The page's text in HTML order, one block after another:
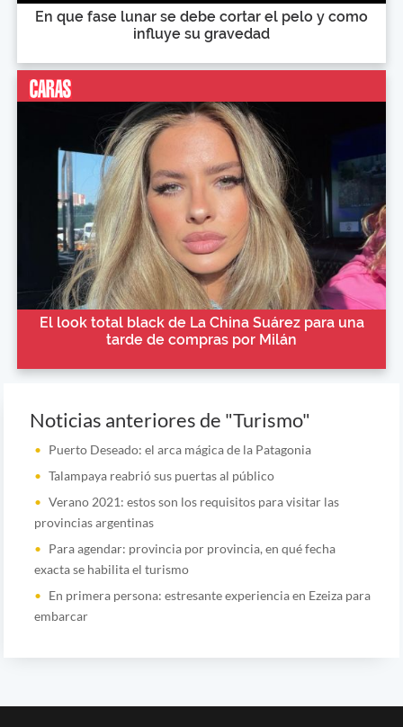
En que fase lunar se debe cortar el pelo y como
influye su gravedad
El look total black de La China Suárez para una
tarde de compras por Milán
Noticias anteriores de "Turismo"
Puerto Deseado: el arca mágica de la Patagonia
Talampaya reabrió sus puertas al público
Verano 2021: estos son los requisitos para visitar las
provincias argentinas
Para agendar: provincia por provincia, en qué fecha
exacta se habilita el turismo
En primera persona: estresante experiencia en Ezeiza para
embarcar